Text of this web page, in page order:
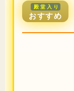
殿堂入り
おすすめ